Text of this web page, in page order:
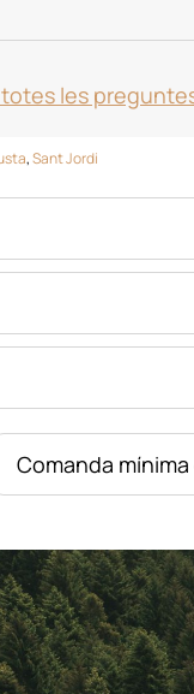
les
,Sant Jordi
Comanda